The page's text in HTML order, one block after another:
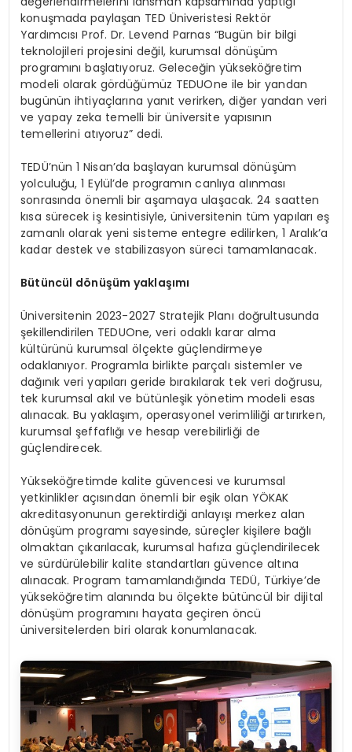
konuşmada paylaşan TED Üniveristesi Rektör
Yardımcısı Prof. Dr. Levend Parnas “Bugün bir bilgi
teknolojileri projesini değil, kurumsal dönüşüm
programını başlatıyoruz. Geleceğin yükseköğretim
modeli olarak gördüğümüz TEDUOne ile bir yandan
bugünün ihtiyaçlarına yanıt verirken, diğer yandan veri
ve yapay zeka temelli bir üniversite yapısının
temellerini atıyoruz” dedi.
TEDÜ’nün 1 Nisan’da başlayan kurumsal dönüşüm
yolculuğu, 1 Eylül’de programın canlıya alınması
sonrasında önemli bir aşamaya ulaşacak. 24 saatten
kısa sürecek iş kesintisiyle, üniversitenin tüm yapıları eş
zamanlı olarak yeni sisteme entegre edilirken, 1 Aralık’a
kadar destek ve stabilizasyon süreci tamamlanacak.
Bütüncül dönüşüm yaklaşımı
Üniversitenin 2023-2027 Stratejik Planı doğrultusunda
şekillendirilen TEDUOne, veri odaklı karar alma
kültürünü kurumsal ölçekte güçlendirmeye
odaklanıyor. Programla birlikte parçalı sistemler ve
dağınık veri yapıları geride bırakılarak tek veri doğrusu,
tek kurumsal akıl ve bütünleşik yönetim modeli esas
alınacak. Bu yaklaşım, operasyonel verimliliği artırırken,
kurumsal şeffaflığı ve hesap verebilirliği de
güçlendirecek.
Yükseköğretimde kalite güvencesi ve kurumsal
yetkinlikler açısından önemli bir eşik olan YÖKAK
akreditasyonunun gerektirdiği anlayışı merkez alan
dönüşüm programı sayesinde, süreçler kişilere bağlı
olmaktan çıkarılacak, kurumsal hafıza güçlendirilecek
ve sürdürülebilir kalite standartları güvence altına
alınacak. Program tamamlandığında TEDÜ, Türkiye’de
yükseköğretim alanında bu ölçekte bütüncül bir dijital
dönüşüm programını hayata geçiren öncü
üniversitelerden biri olarak konumlanacak.